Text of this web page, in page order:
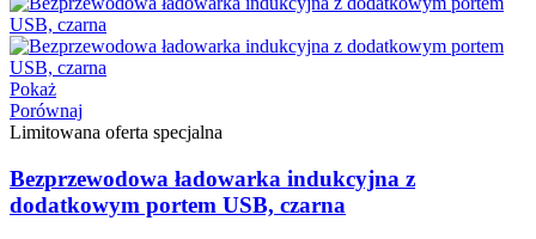
Pokaż
Porównaj
Limitowana oferta specjalna
Bezprzewodowa ładowarka indukcyjna z
dodatkowym portem USB, czarna